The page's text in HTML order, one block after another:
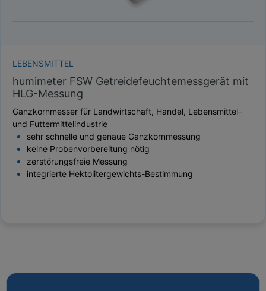
LEBENSMITTEL
humimeter FSW Getreidefeuchtemessgerät mit
HLG-Messung
Ganzkornmesser für Landwirtschaft, Handel, Lebensmittel-
und Futtermittelindustrie
sehr schnelle und genaue Ganzkornmessung
keine Probenvorbereitung nötig
zerstörungsfreie Messung
integrierte Hektolitergewichts-Bestimmung